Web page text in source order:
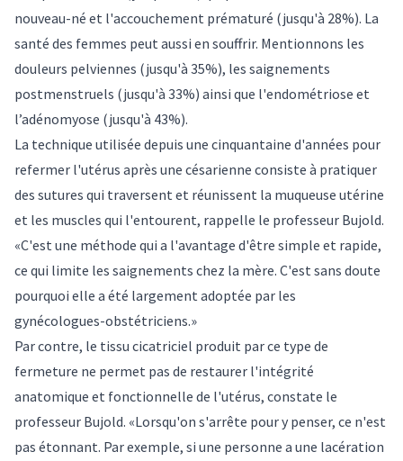
nouveau-né et l'accouchement prématuré (jusqu'à 28%). La
santé des femmes peut aussi en souffrir. Mentionnons les
douleurs pelviennes (jusqu'à 35%), les saignements
postmenstruels (jusqu'à 33%) ainsi que l'endométriose et
l’adénomyose (jusqu'à 43%).
La technique utilisée depuis une cinquantaine d'années pour
refermer l'utérus après une césarienne consiste à pratiquer
des sutures qui traversent et réunissent la muqueuse utérine
et les muscles qui l'entourent, rappelle le professeur Bujold.
«C'est une méthode qui a l'avantage d'être simple et rapide,
ce qui limite les saignements chez la mère. C'est sans doute
pourquoi elle a été largement adoptée par les
gynécologues-obstétriciens.»
Par contre, le tissu cicatriciel produit par ce type de
fermeture ne permet pas de restaurer l'intégrité
anatomique et fonctionnelle de l'utérus, constate le
professeur Bujold. «Lorsqu'on s'arrête pour y penser, ce n'est
pas étonnant. Par exemple, si une personne a une lacération